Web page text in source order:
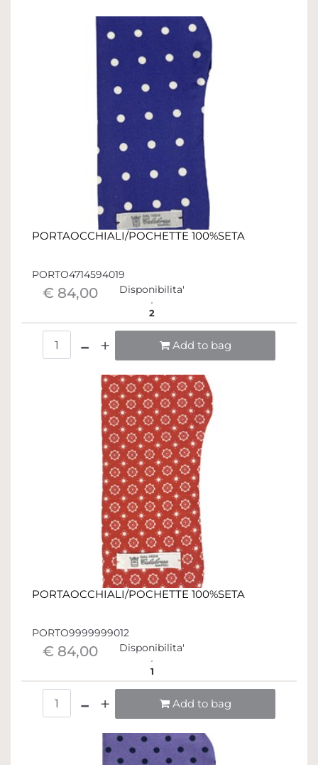
PORTAOCCHIALI/POCHETTE 100%SETA
PORTO4714594019
€ 84,00 Disponibilita'
2
Add to bag
PORTAOCCHIALI/POCHETTE 100%SETA
PORTO9999999012
€ 84,00 Disponibilita'
1
Add to bag